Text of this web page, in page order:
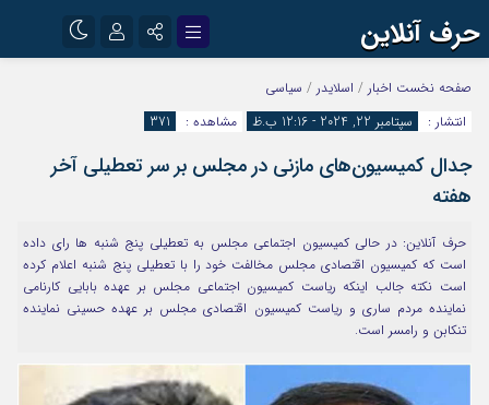
حرف آنلاین
اینستاگرام
آپارات
رمز عبور
مرا به خاطر بسپار
صفحه نخست اخبار / اسلایدر / سیاسی
انتشار :
سپتامبر 22, 2024 - 12:16 ب.ظ مشاهده : 371
جدال کمیسیون‌های مازنی در مجلس بر سر تعطیلی آخر
هفته
حرف آنلاین: در حالی کمیسیون اجتماعی مجلس به تعطیلی پنج شنبه ها رای داده
است که کمیسیون اقتصادی مجلس مخالفت خود را با تعطیلی پنج شنبه اعلام کرده
است نکته جالب اینکه ریاست کمیسیون اجتماعی مجلس بر عهده بابایی کارنامی
نماینده مردم ساری و ریاست کمیسیون اقتصادی مجلس بر عهده حسینی نماینده
تنکابن و رامسر است.